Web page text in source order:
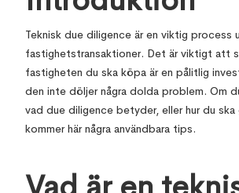
Teknisk due diligence är en viktig process
fastighetstransaktioner. Det är viktigt att
fastigheten du ska köpa är en pålitlig
den inte döljer några dolda problem. Om
vad due diligence betyder, eller hur du ska
kommer här några användbara tips.